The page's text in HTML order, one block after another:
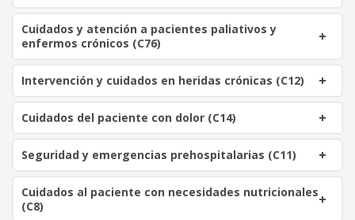
:
.
0
€
Cuidados y atención a pacientes paliativos y
enfermos crónicos (C76)
Intervención y cuidados en heridas crónicas (C12)
Cuidados del paciente con dolor (C14)
Seguridad y emergencias prehospitalarias (C11)
Cuidados al paciente con necesidades nutricionales
(C8)